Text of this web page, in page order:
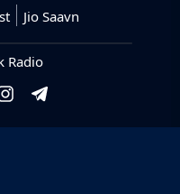
Jio Saavn
Radio